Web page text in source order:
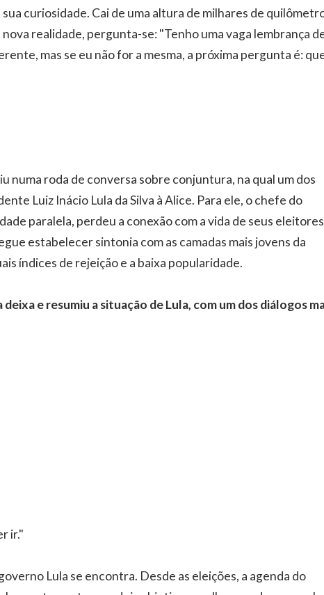
curiosidade. Cai de uma altura de milhares de
realidade, pergunta-se: "Tenho uma vaga lembrança
mas se eu não for a mesma, a próxima pergunta é:
numa roda de conversa sobre conjuntura, na qual um dos
Luiz Inácio Lula da Silva à Alice. Para ele, o chefe do
paralela, perdeu a conexão com a vida de seus eleitores
estabelecer sintonia com as camadas mais jovens da
índices de rejeição e a baixa popularidade.
e resumiu a situação de Lula, com um dos diálogos
ir."
Lula se encontra. Desde as eleições, a agenda do